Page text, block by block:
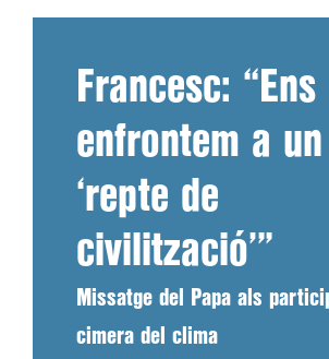
Francesc: “Ens
enfrontem a un
‘repte de
civilització’”
Missatge del Papa als
cimera del clima